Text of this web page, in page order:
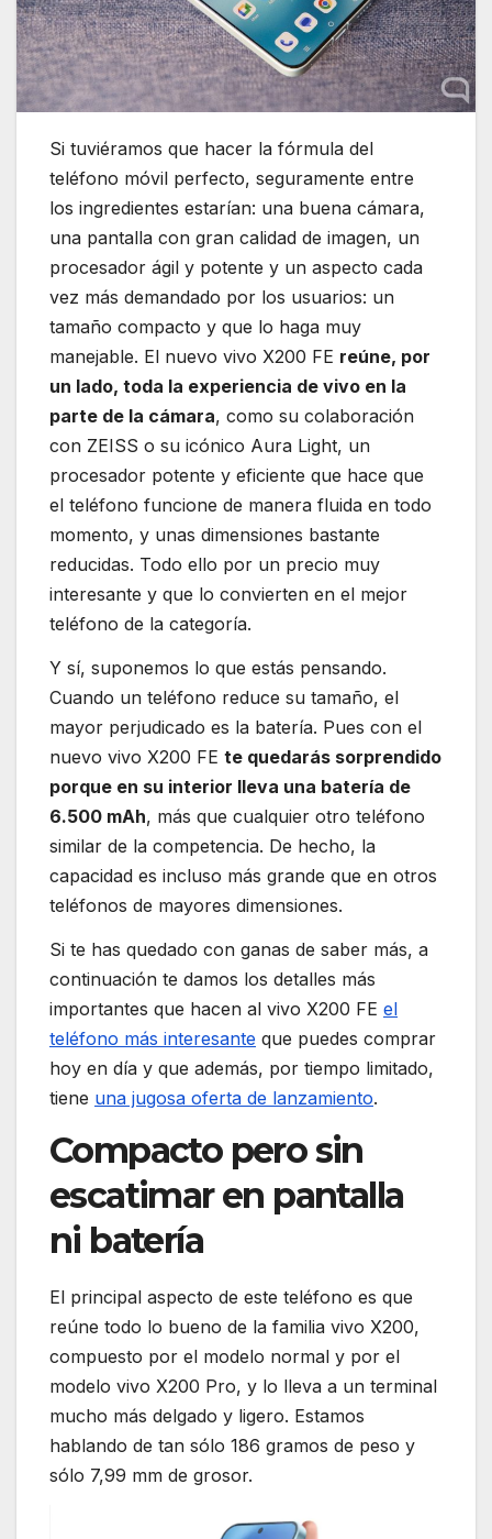
Si tuviéramos que hacer la fórmula del
teléfono móvil perfecto, seguramente entre
los ingredientes estarían: una buena cámara,
una pantalla con gran calidad de imagen, un
procesador ágil y potente y un aspecto cada
vez más demandado por los usuarios: un
tamaño compacto y que lo haga muy
manejable. El nuevo vivo X200 FE reúne, por
un lado, toda la experiencia de vivo en la
parte de la cámara, como su colaboración
con ZEISS o su icónico Aura Light, un
procesador potente y eficiente que hace que
el teléfono funcione de manera fluida en todo
momento, y unas dimensiones bastante
reducidas. Todo ello por un precio muy
interesante y que lo convierten en el mejor
teléfono de la categoría.
Y sí, suponemos lo que estás pensando.
Cuando un teléfono reduce su tamaño, el
mayor perjudicado es la batería. Pues con el
nuevo vivo X200 FE te quedarás sorprendido
porque en su interior lleva una batería de
6.500 mAh, más que cualquier otro teléfono
similar de la competencia. De hecho, la
capacidad es incluso más grande que en otros
teléfonos de mayores dimensiones.
Si te has quedado con ganas de saber más, a
continuación te damos los detalles más
importantes que hacen al vivo X200 FE el
teléfono más interesante que puedes comprar
hoy en día y que además, por tiempo limitado,
tiene una jugosa oferta de lanzamiento.
Compacto pero sin
escatimar en pantalla
ni batería
El principal aspecto de este teléfono es que
reúne todo lo bueno de la familia vivo X200,
compuesto por el modelo normal y por el
modelo vivo X200 Pro, y lo lleva a un terminal
mucho más delgado y ligero. Estamos
hablando de tan sólo 186 gramos de peso y
sólo 7,99 mm de grosor.